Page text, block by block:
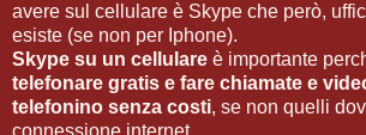
avere sul cellulare è Skype che però,
esiste (se non per Iphone).
Skype su un cellulare è importante
telefonare gratis e fare chiamate e
telefonino senza costi, se non quelli